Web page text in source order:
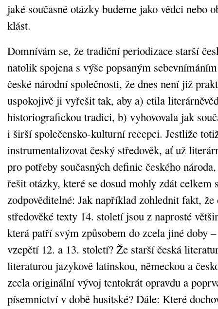
jaké současné otázky budeme jako vědci nebo
klást.
Domnívám se, že tradiční periodizace starší
natolik spojena s výše popsaným
české národní společnosti, že dnes není již
uspokojivě ji vyřešit tak, aby a) ctila
historiografickou tradici, b) vyhovovala jak
i širší společensko-kulturní recepci. Jestliže
instrumentalizovat český středověk, ať už
pro potřeby současných definic českého
řešit otázky, které se dosud mohly zdát celkem
zodpověditelné: Jak například zohlednit fakt, že
středověké texty 14. století jsou z naprosté
která patří svým způsobem do zcela jiné doby
vzepětí 12. a 13. století? Že starší česká
literaturou jazykově latinskou, německou a
zcela originální vývoj tentokrát opravdu a
písemnictví v době husitské? Dále: Které